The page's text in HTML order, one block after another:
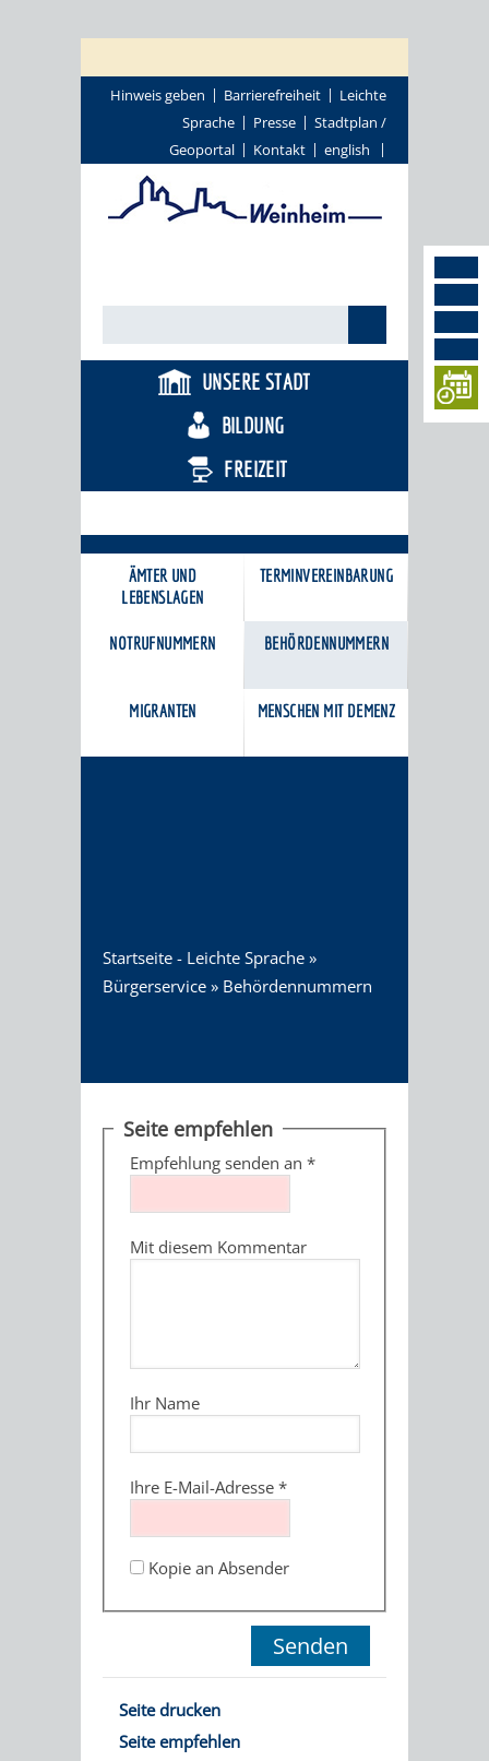
Hinweis geben Barrierefreiheit
Leichte
Sprache
Presse
Stadtplan /
Geoportal
Kontakt english
UNSERE STADT
BILDUNG
FREIZEIT
ÄMTER UND
LEBENSLAGEN
TERMINVEREINBARUNG
NOTRUFNUMMERN BEHÖRDENNUMMERN
MIGRANTEN MENSCHEN MIT DEMENZ
Startseite - Leichte Sprache »
Bürgerservice » Behördennummern
Seite empfehlen
Empfehlung senden an *
Mit diesem Kommentar
Ihr Name
Ihre E-Mail-Adresse*
Kopie an Absender
Seite drucken
Seite empfehlen